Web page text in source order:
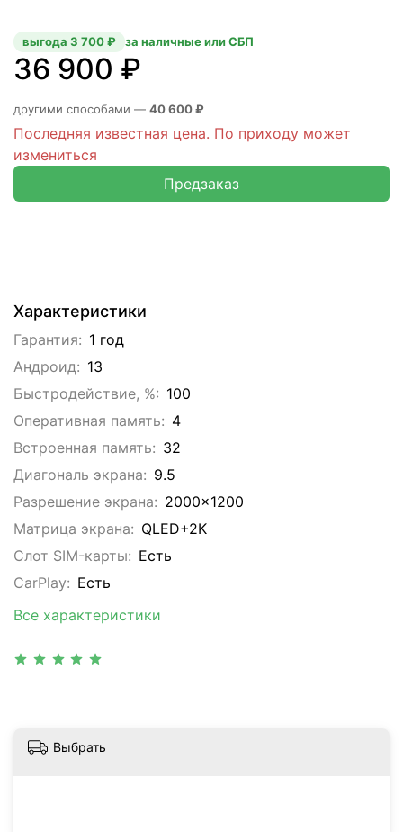
Характеристики
Гарантия: 1 год
Андроид: 13
Быстродействие, %: 100
Оперативная память: 4
Встроенная память: 32
Диагональ экрана: 9.5
Разрешение экрана: 2000x1200
Матрица экрана: QLED+2K
Слот SIM-карты: Eсть
CarPlay: Есть
Все характеристики
36 900 ₽
выгода 3 700 ₽ за наличные или СБП
другими способами — 40 600 ₽
Последняя известная цена. По приходу может
измениться
Предзаказ
Выбрать